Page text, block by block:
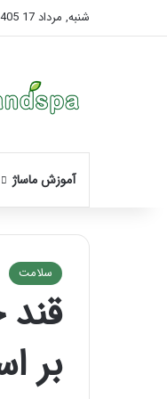
شنبه, مرداد 17 1405
آموزش ماساژ
سلامت
بر